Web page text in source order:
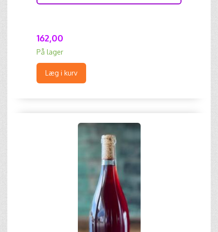
162,00
På lager
Læg i kurv